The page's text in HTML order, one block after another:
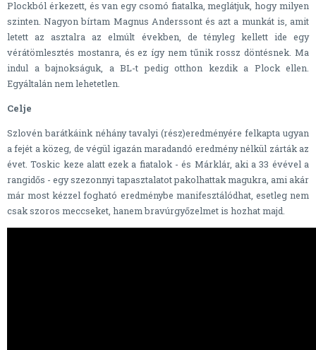
Plockból érkezett, és van egy csomó fiatalka, meglátjuk, hogy milyen
szinten. Nagyon bírtam Magnus Anderssont és azt a munkát is, amit
letett az asztalra az elmúlt években, de tényleg kellett ide egy
vérátömlesztés mostanra, és ez így nem tűnik rossz döntésnek. Ma
indul a bajnokságuk, a BL-t pedig otthon kezdik a Plock ellen.
Egyáltalán nem lehetetlen.
Celje
Szlovén barátkáink néhány tavalyi (rész)eredményére felkapta ugyan
a fejét a közeg, de végül igazán maradandó eredmény nélkül zárták az
évet. Toskic keze alatt ezek a fiatalok - és Márklár, aki a 33 évével a
rangidős - egy szezonnyi tapasztalatot pakolhattak magukra, ami akár
már most kézzel fogható eredménybe manifesztálódhat, esetleg nem
csak szoros meccseket, hanem bravúrgyőzelmet is hozhat majd.